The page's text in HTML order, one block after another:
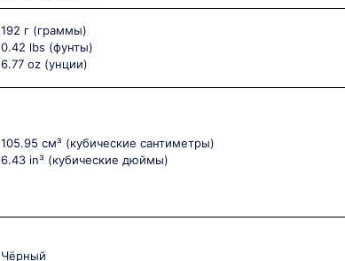
192 г (граммы)
0.42 lbs (фунты)
6.77 oz (унции)
105.95 см³ (кубические сантиметры)
6.43 in³ (кубические дюймы)
Чёрный